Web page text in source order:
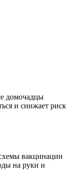
домочадцы
и снижает риск
вакцинации
на руки и